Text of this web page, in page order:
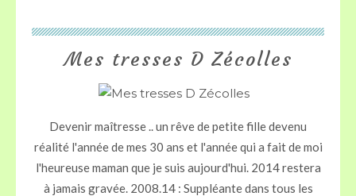
Mes tresses D Zécolles
Devenir maîtresse .. un rêve de petite fille devenu
réalité l'année de mes 30 ans et l'année qui a fait de moi
l'heureuse maman que je suis aujourd'hui. 2014 restera
à jamais gravée. 2008.14 : Suppléante dans tous les